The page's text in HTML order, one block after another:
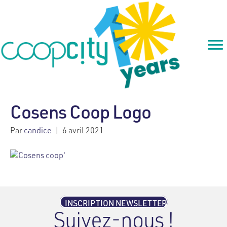
Cosens Coop Logo
Parcandice | 6 avril 2021
INSCRIPTION NEWSLETTER
Suivez-nous !